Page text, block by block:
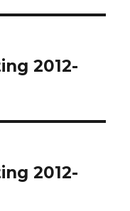
2012-
2012-